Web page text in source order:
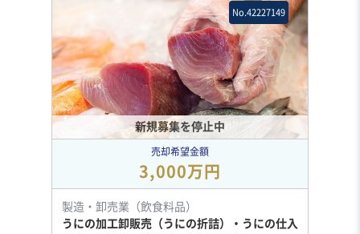
新規募集を停止中
No.42227149
売却希望金額
3,000万円
製造・卸売業（飲食料品）
うにの加工卸販売（うにの折詰）・うにの仕入